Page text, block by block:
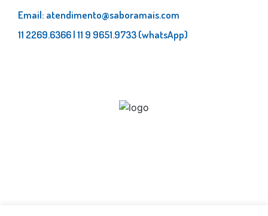
Email: atendimento@saboramais.com
11 2269.6366 | 11 9 9651.9733 (whatsApp)